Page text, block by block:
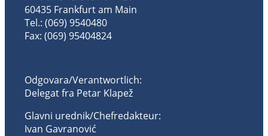
60435 Frankfurt am Main
Tel.: (069) 9540480
Fax: (069) 95404824
Odgovara/Verantwortlich:
Delegat fra Petar Klapež
Glavni urednik/Chefredakteur:
Ivan Gavranović